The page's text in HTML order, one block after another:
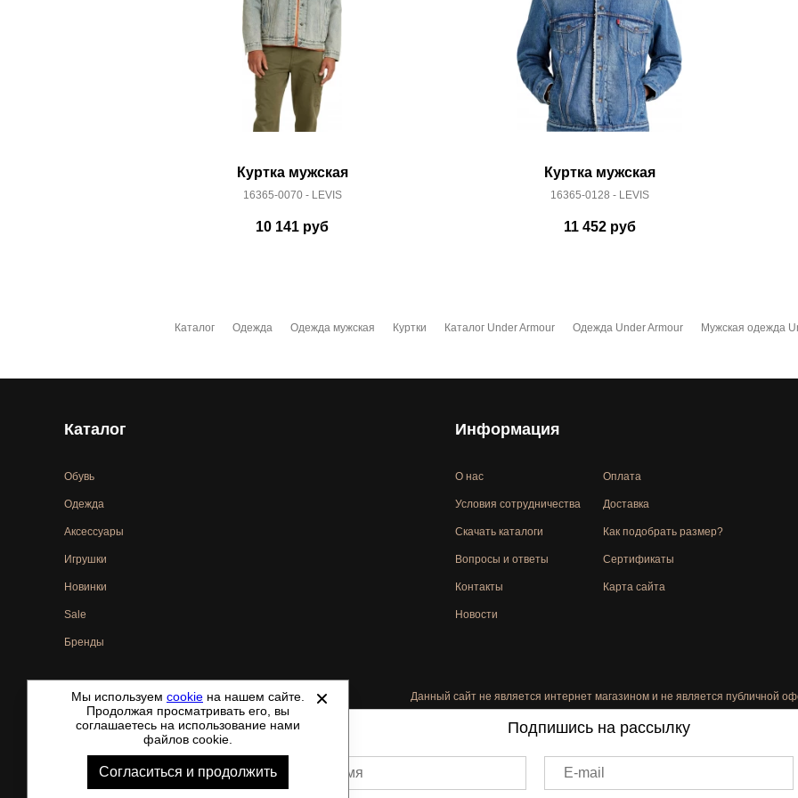
Куртка мужская
16365-0070 - LEVIS
10 141 руб
Куртка мужская
16365-0128 - LEVIS
11 452руб
Каталог Одежда Одежда мужская Куртки Каталог Under Armour Одежда Under Armour Мужская одежда
Каталог
Обувь
Одежда
Аксессуары
Игрушки
Новинки
Sale
Бренды
Информация
О нас
Условия сотрудничества
Скачать каталоги
Вопросы и ответы
Контакты
Новости
Оплата
Доставка
Как подобрать размер?
Сертификаты
Карта сайта
©2021-2026 - ShoesTown.ru - все права защищены. Данный сайт не является интернет магазином и не является публичной
Мы используем cookie на нашем сайте.
Продолжая просматривать его, вы
соглашаетесь на использование нами
файлов cookie.
Согласиться и продолжить
Подпишись на рассылку
Ваше имя E-mail